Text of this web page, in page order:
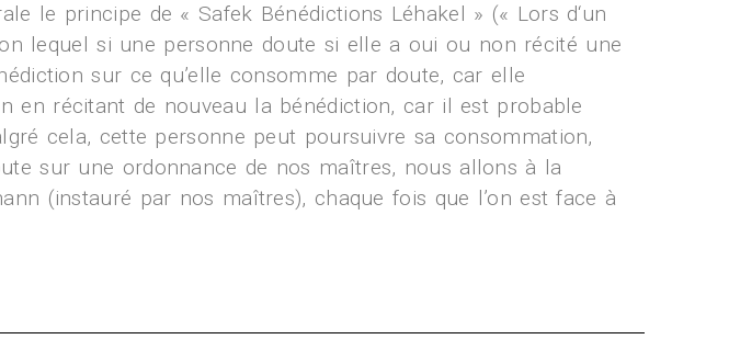
le principe de « Safek Bénédictions Léhakel » (« Lors d‘un
lequel si une personne doute si elle a oui ou non récité une
sur ce qu’elle consomme par doute, car elle
en récitant de nouveau la bénédiction, car il est probable
cela, cette personne peut poursuivre sa consommation,
sur une ordonnance de nos maîtres, nous allons à la
(instauré par nos maîtres), chaque fois que l’on est face à